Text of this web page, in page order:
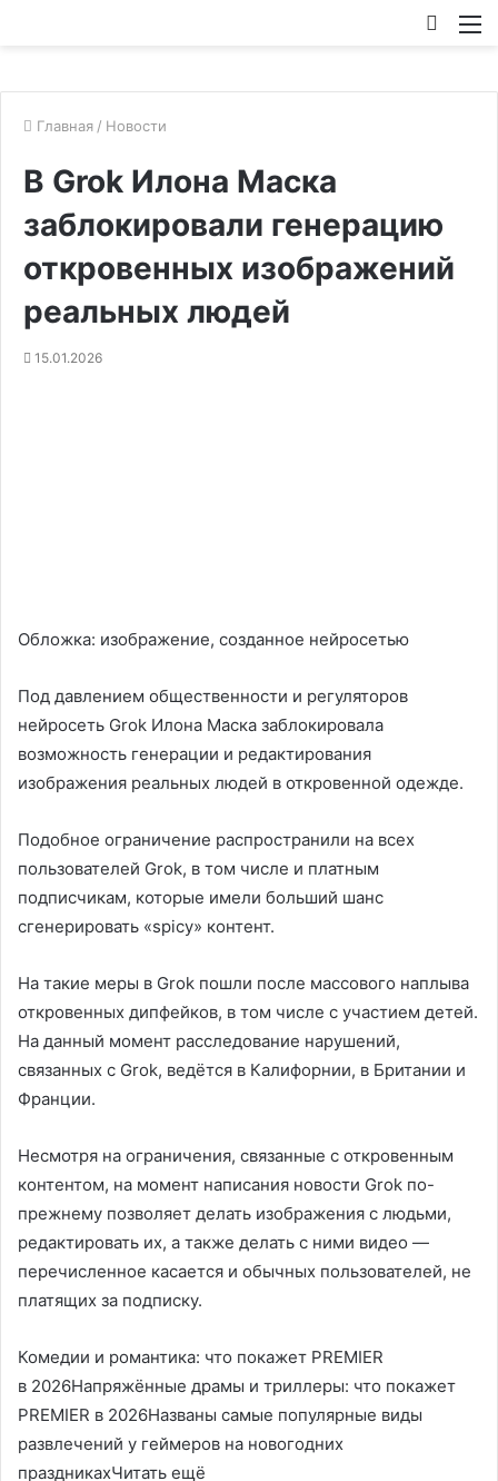
Главная / Новости
В Grok Илона Маска
заблокировали генерацию
откровенных изображений
реальных людей
15.01.2026
Обложка: изображение, созданное нейросетью
Под давлением общественности и регуляторов
нейросеть Grok Илона Маска заблокировала
возможность генерации и редактирования
изображения реальных людей в откровенной одежде.
Подобное ограничение распространили на всех
пользователей Grok, в том числе и платным
подписчикам, которые имели больший шанс
сгенерировать «spicy» контент.
На такие меры в Grok пошли после массового наплыва
откровенных дипфейков, в том числе с участием детей.
На данный момент расследование нарушений,
связанных с Grok, ведётся в Калифорнии, в Британии и
Франции.
Несмотря на ограничения, связанные с откровенным
контентом, на момент написания новости Grok по-
прежнему позволяет делать изображения с людьми,
редактировать их, а также делать с ними видео —
перечисленное касается и обычных пользователей, не
платящих за подписку.
Комедии и романтика: что покажет PREMIER
в 2026Напряжённые драмы и триллеры: что покажет
PREMIER в 2026Названы самые популярные виды
развлечений у геймеров на новогодних
праздникахЧитать ещё